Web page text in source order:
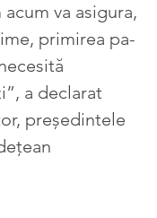
va asigura,
primirea pa­
a declarat
președintele